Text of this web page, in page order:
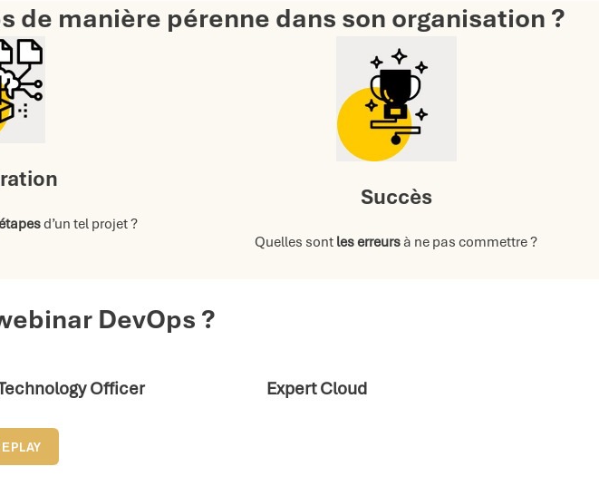
manière pérenne dans son organisation ?
d’un tel projet ?
Succès
Quelles sont les erreurs à ne pas commettre ?
DevOps ?
Officer Expert Cloud